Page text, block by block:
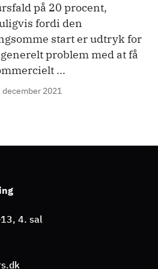
på 20 procent,
fordi den
start er udtryk for
problem med at få
...
december 2021
4. sal